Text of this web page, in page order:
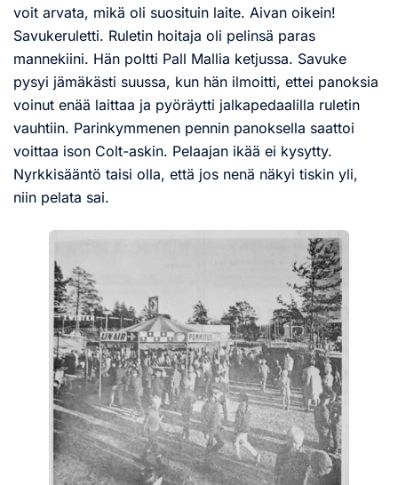
voit arvata, mikä oli suosituin laite. Aivan oikein!
Savukeruletti. Ruletin hoitaja oli pelinsä paras
mannekiini. Hän poltti Pall Mallia ketjussa. Savuke
pysyi jämäkästi suussa, kun hän ilmoitti, ettei panoksia
voinut enää laittaa ja pyöräytti jalkapedaalilla ruletin
vauhtiin. Parinkymmenen pennin panoksella saattoi
voittaa ison Colt-askin. Pelaajan ikää ei kysytty.
Nyrkkisääntö taisi olla, että jos nenä näkyi tiskin yli,
niin pelata sai.